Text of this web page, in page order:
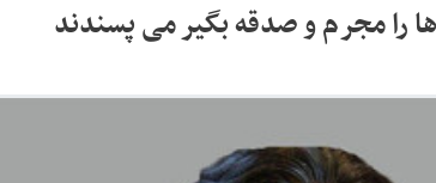
را مجرم و صدقه بگیر می پسندند